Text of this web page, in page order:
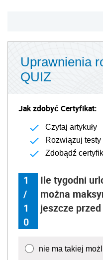
Uprawnienia
QUIZ
Jak zdobyć Certyfikat:
Czytaj artykuły
Rozwiązuj testy
Zdobądź
1
/
1
0
Ile tygodni
można
jeszcze
nie ma takiej